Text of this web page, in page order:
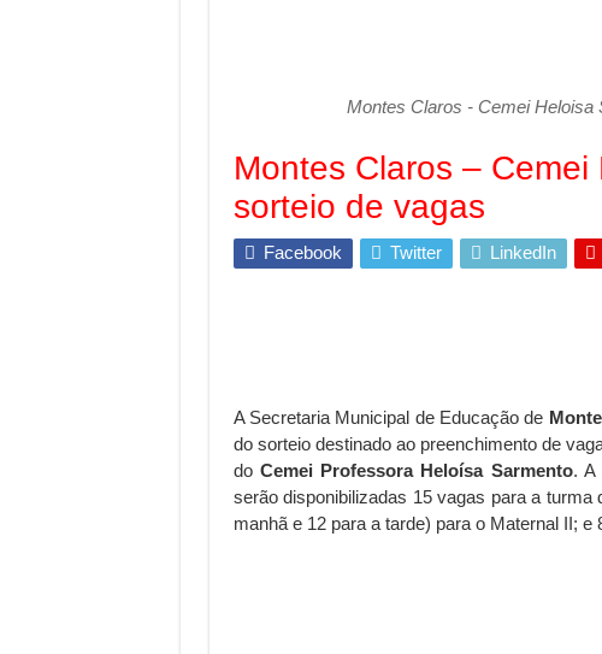
Montes Claros - Cemei Heloisa
Montes Claros –
sorteio de vagas
Facebook Twitter LinkedIn
A Secretaria Municipal de Educação de
do sorteio destinado ao preenchimento de
doCemei Professora Heloísa Sarmento. A
serão disponibilizadas 15 vagas para a
manhã e 12 para a tarde) para o Maternal II;